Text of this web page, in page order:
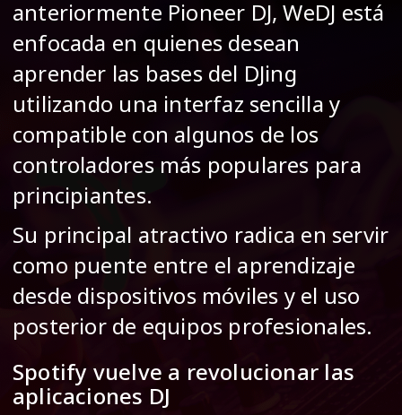
anteriormente Pioneer DJ, WeDJ está
enfocada en quienes desean
aprender las bases del DJing
utilizando una interfaz sencilla y
compatible con algunos de los
controladores más populares para
principiantes.
Su principal atractivo radica en servir
como puente entre el aprendizaje
desde dispositivos móviles y el uso
posterior de equipos profesionales.
Spotify vuelve a revolucionar las
aplicaciones DJ